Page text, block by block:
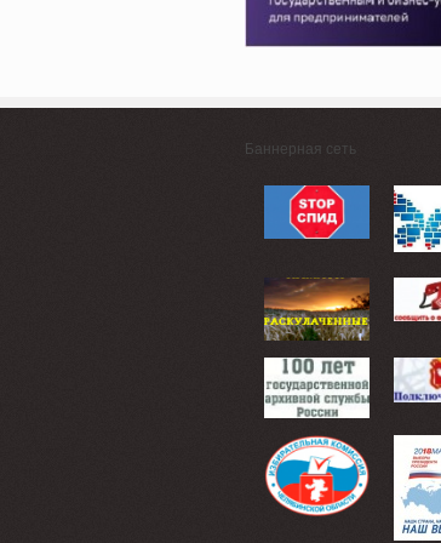
Баннерная сеть